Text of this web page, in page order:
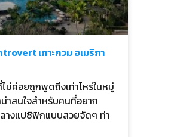
เกาะกวม อเมริกา
ไม่ค่อยถูกพูดถึงเท่าไหร่ในหมู่
าสนใจสำหรับคนที่อยาก
ลางแปซิฟิกแบบสวยจัดๆ ท่า